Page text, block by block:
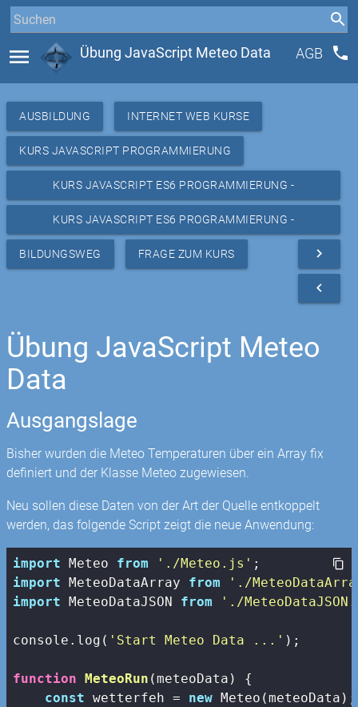
menu Übung JavaScript Meteo Data AGB phone
AUSBILDUNG INTERNET WEB KURSE
KURS JAVASCRIPT PROGRAMMIERUNG
KURS JAVASCRIPT ES6 PROGRAMMIERUNG -
RESSOURCEN
KURS JAVASCRIPT ES6 PROGRAMMIERUNG -
REPETITION METEO
BILDUNGSWEG FRAGE ZUM KURS navigate_next
navigate_before
Übung JavaScript Meteo
Data
Ausgangslage
Bisher wurden die Meteo Temperaturen über ein Array fix
definiert und der Klasse Meteo zugewiesen.
Neu sollen diese Daten von der Art der Quelle entkoppelt
werden, das folgende Script zeigt die neue Anwendung:
import Meteo from './Meteo.js'
import MeteoDataArray from
'./
import MeteoDataJSON from './
console .log( 'Start Meteo Data ...' );
function MeteoRun (meteoData ) {
const wetterfeh = new Meteo(meteoData);